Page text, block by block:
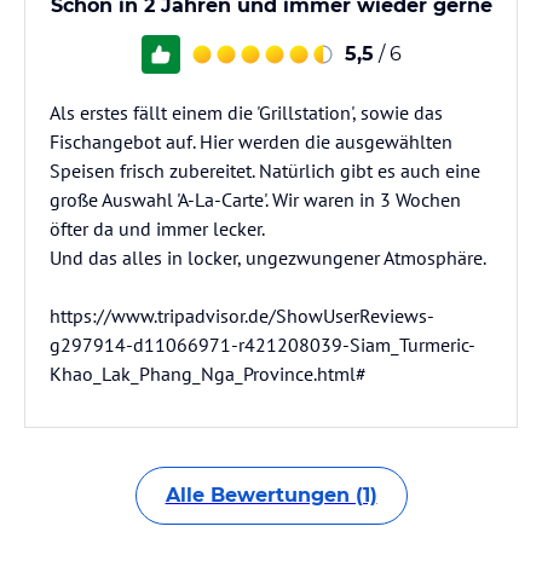
Schon in 2 Jahren und immer wieder gerne
5,5 / 6
Als erstes fällt einem die 'Grillstation', sowie das
Fischangebot auf. Hier werden die ausgewählten
Speisen frisch zubereitet. Natürlich gibt es auch eine
große Auswahl 'A-La-Carte'. Wir waren in 3 Wochen
öfter da und immer lecker.
Und das alles in locker, ungezwungener Atmosphäre.
https://www.tripadvisor.de/ShowUserReviews-
g297914-d11066971-r421208039-Siam_Turmeric-
Khao_Lak_Phang_Nga_Province.html#
Alle Bewertungen (1)